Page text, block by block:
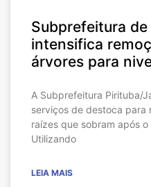
Subprefeitura de
intensifica
árvores para
A Subprefeitura Pirituba/
serviços de destoca para
raízes que sobram após
Utilizando
LEIA MAIS